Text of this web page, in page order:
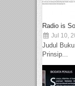
Radio is
Jul 10,
Judul
Prinsip...